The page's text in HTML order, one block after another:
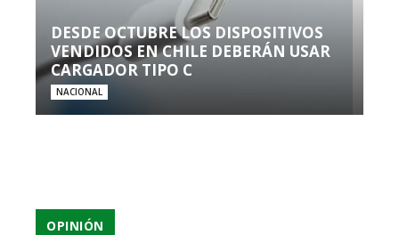
DESDE OCTUBRE LOS DISPOSITIVOS
VENDIDOS EN CHILE DEBERÁN USAR
CARGADOR TIPO C
NACIONAL
OPINIÓN